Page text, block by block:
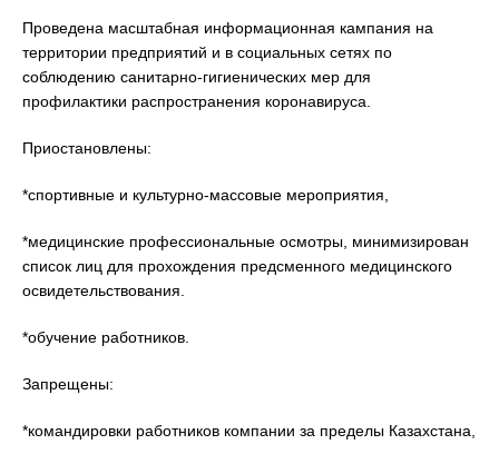
Проведена масштабная информационная кампания на
территории предприятий и в социальных сетях по
соблюдению санитарно-гигиенических мер для
профилактики распространения коронавируса.
Приостановлены:
*спортивные и культурно-массовые мероприятия,
*медицинские профессиональные осмотры, минимизирован
список лиц для прохождения предсменного медицинского
освидетельствования.
*обучение работников.
Запрещены:
*командировки работников компании за пределы Казахстана,